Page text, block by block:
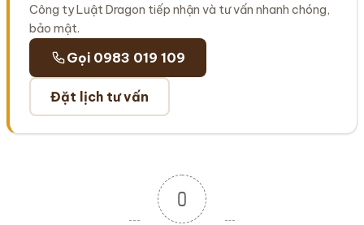
Công ty Luật Dragon tiếp nhận và tư vấn nhanh chóng,
bảo mật.
Gọi 0983 019 109
Đặt lịch tư vấn
0